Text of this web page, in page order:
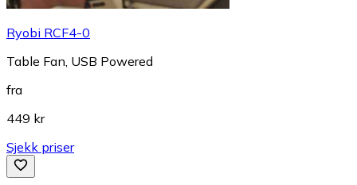
Ryobi RCF4-0
Table Fan, USB Powered
fra
449 kr
Sjekk priser